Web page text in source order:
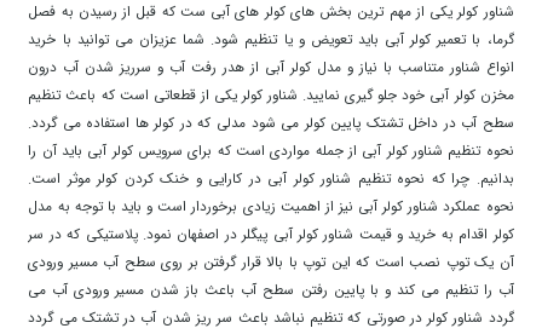
شناور کولر یکی از مهم ترین بخش های کولر های آبی ست که قبل از رسیدن به فصل
گرما، با تعمیر کولر آبی باید تعویض و یا تنظیم شود. شما عزیزان می توانید با خرید
انواع شناور متناسب با نیاز و مدل کولر آبی از هدر رفت آب و سرریز شدن آب درون
مخزن کولر آبی خود جلو گیری نمایید. شناور کولر یکی از قطعاتی است که باعث تنظیم
سطح آب در داخل تشتک پایین کولر می شود مدلی که در کولر ها استفاده می گردد.
نحوه تنظیم شناور کولر آبی از جمله مواردی است که برای سرویس کولر آبی باید آن را
بدانیم. چرا که نحوه تنظیم شناور کولر آبی در کارایی و خنک کردن کولر موثر است.
نحوه عملکرد شناور کولر آبی نیز از اهمیت زیادی برخوردار است و باید با توجه به مدل
کولر اقدام به خرید و قیمت شناور کولر آبی پیگلر در اصفهان نمود. پلاستیکی که در سر
آن یک توپ نصب است که این توپ با بالا قرار گرفتن بر روی سطح آب مسیر ورودی
آب را تنظیم می کند و با پایین رفتن سطح آب باعث باز شدن مسیر ورودی آب می
گردد شناور کولر در صورتی که تنظیم نباشد باعث سر ریز شدن آب در تشتک می گردد